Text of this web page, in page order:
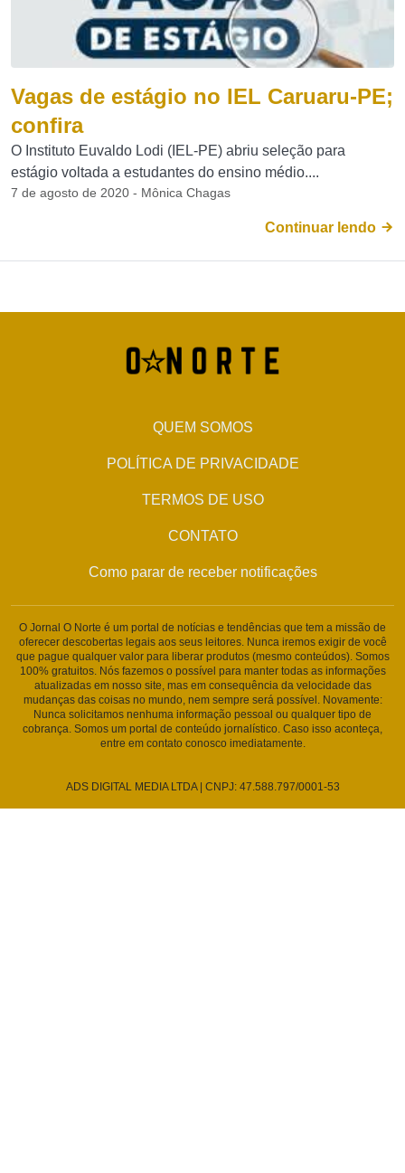
Vagas de estágio no IEL Caruaru-PE;
confira
O Instituto Euvaldo Lodi (IEL-PE) abriu seleção para
estágio voltada a estudantes do ensino médio....
7 de agosto de 2020 - Mônica Chagas
Continuar lendo
QUEM SOMOS
POLÍTICA DE PRIVACIDADE
TERMOS DE USO
CONTATO
Como parar de receber notificações
O Jornal O Norte é um portal de notícias e tendências que tem a missão de
oferecer descobertas legais aos seus leitores. Nunca iremos exigir de você
que pague qualquer valor para liberar produtos (mesmo conteúdos). Somos
100% gratuitos. Nós fazemos o possível para manter todas as informações
atualizadas em nosso site, mas em consequência da velocidade das
mudanças das coisas no mundo, nem sempre será possível. Novamente:
Nunca solicitamos nenhuma informação pessoal ou qualquer tipo de
cobrança. Somos um portal de conteúdo jornalístico. Caso isso aconteça,
entre em contato conosco imediatamente.
ADS DIGITAL MEDIA LTDA | CNPJ: 47.588.797/0001-53